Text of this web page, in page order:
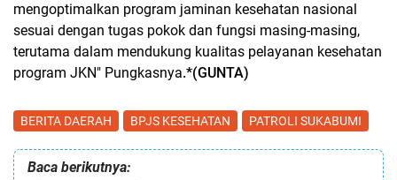
mengoptimalkan program jaminan kesehatan nasional
sesuai dengan tugas pokok dan fungsi masing-masing,
terutama dalam mendukung kualitas pelayanan kesehatan
program JKN" Pungkasnya.*(GUNTA)
BERITA DAERAH BPJS KESEHATAN PATROLI SUKABUMI
Baca berikutnya: